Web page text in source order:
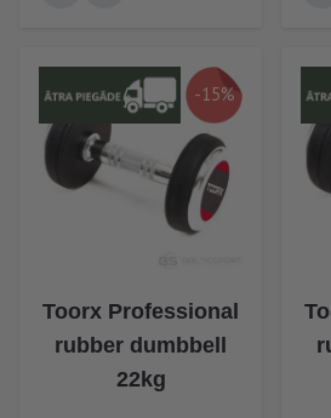
-15%
Toorx Professional
rubber dumbbell
22kg